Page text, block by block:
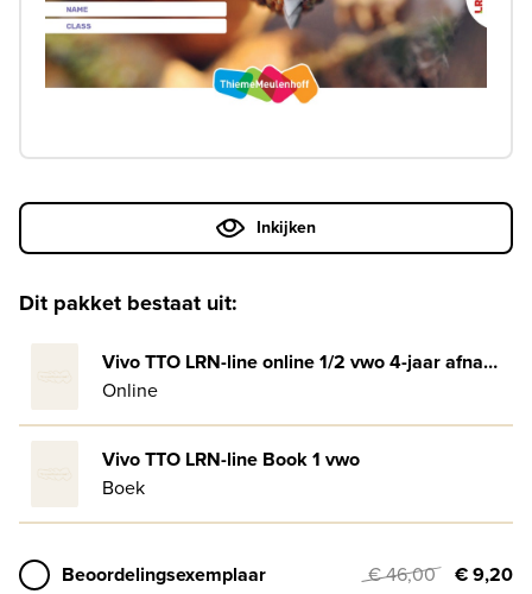
Inkijken
Dit pakket bestaat uit:
Vivo TTO LRN-line online 1/2 vwo 4-jaar afname
Online
Vivo TTO LRN-line Book 1 vwo
Boek
Beoordelingsexemplaar € 46,00
€ 9,20